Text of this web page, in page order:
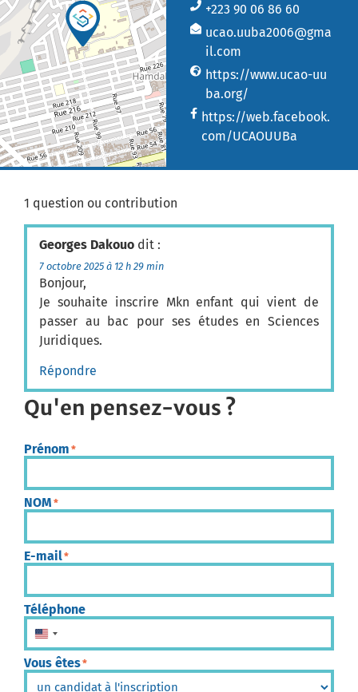
+223 90 06 86 60
ucao.uuba2006@gma
il.com
https://www.ucao-uu
ba.org/
https://web.facebook.
com/UCAOUUBa
1 question ou contribution
Georges Dakouo dit :
7 octobre 2025 à 12 h 29 min
Bonjour,
Je souhaite inscrire Mkn enfant qui vient de
passer au bac pour ses études en Sciences
Juridiques.
Répondre
Qu'en pensez-vous ?
Prénom *
NOM *
E-mail*
Téléphone
États-Unis +1
Vous êtes*